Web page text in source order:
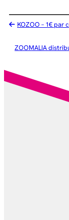
KOZOO – 1€ par
ZOOMALIA